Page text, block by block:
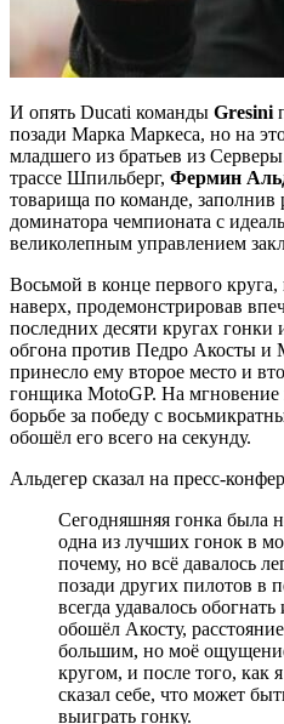
И опять Ducati команды Gresini
позади Марка Маркеса, но на
младшего из братьев из
трассе Шпильберг, Фермин
товарища по команде, заполнив
доминатора чемпионата с
великолепным управлением
Восьмой в конце первого
наверх, продемонстрировав
последних десяти кругах
обгона против Педро Акосты и
принесло ему второе место и
гонщика MotoGP. На мгновение
борьбе за победу с
обошёл его всего на секунду.
Альдегер сказал на пресс-
Сегодняшняя гонка была
одна из лучших гонок в
почему, но всё давалось
позади других пилотов в
всегда удавалось
обошёл Акосту,
большим, но моё
кругом, и после того, как
сказал себе, что может
выиграть гонку.